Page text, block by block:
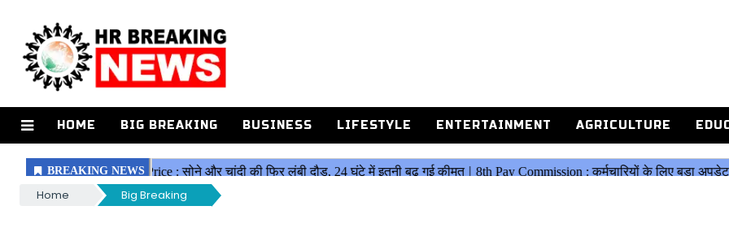
HOME BIG BREAKING BUSINESS LIFESTYLE ENTERTAINMENT AGRICULTURE
Home Big Breaking